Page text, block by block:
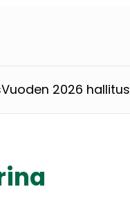
Vuoden 2026 hallitus